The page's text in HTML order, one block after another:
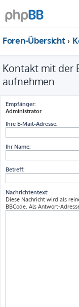
Foren-Übersicht
Kontakt mit der
aufnehmen
Empfänger:
Administrator
Ihre E-Mail-Adresse:
Ihr Name:
Betreff:
Nachrichtentext:
Diese Nachricht wird als
BBCode. Als Antwort-